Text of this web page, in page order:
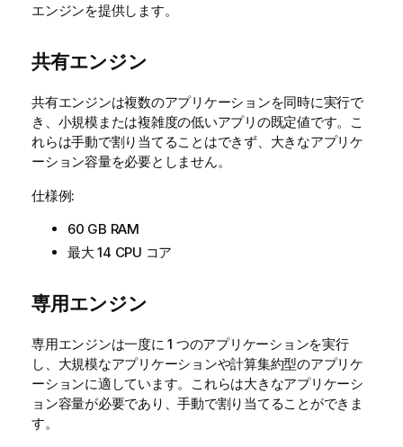
エンジンを提供します。
共有エンジン
共有エンジンは複数のアプリケーションを同時に実行で
き、小規模または複雑度の低いアプリの既定値です。こ
れらは手動で割り当てることはできず、大きなアプリケ
ーション容量を必要としません。
仕様例:
60 GB RAM
最大 14 CPU コア
専用エンジン
専用エンジンは一度に 1 つのアプリケーションを実行
し、大規模なアプリケーションや計算集約型のアプリケ
ーションに適しています。これらは大きなアプリケーシ
ョン容量が必要であり、手動で割り当てることができま
す。